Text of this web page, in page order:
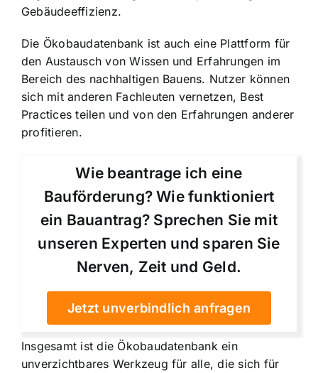
Gebäudeeffizienz.
Die Ökobaudatenbank ist auch eine Plattform für
den Austausch von Wissen und Erfahrungen im
Bereich des nachhaltigen Bauens. Nutzer können
sich mit anderen Fachleuten vernetzen, Best
Practices teilen und von den Erfahrungen anderer
profitieren.
Wie beantrage ich eine
Bauförderung? Wie funktioniert
ein Bauantrag? Sprechen Sie mit
unseren Experten und sparen Sie
Nerven, Zeit und Geld.
Jetzt unverbindlich anfragen
Insgesamt ist die Ökobaudatenbank ein
unverzichtbares Werkzeug für alle, die sich für